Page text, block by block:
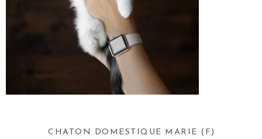
CHATON DOMESTIQUE MARIE (F)